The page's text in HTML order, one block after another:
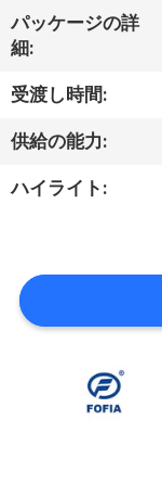
に
つ
て
パッケージの詳
細:
受渡し時間:
供給の能力:
ハイライト: